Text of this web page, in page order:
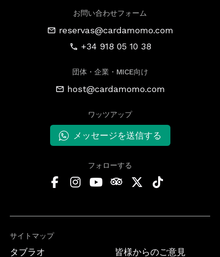
サイトマップ
タブラオ 皆様からのご意見
お問い合わせフォーム
reservas@cardamomo.com
+34 918 05 10 38
団体・企業・MICE向け
host@cardamomo.com
ワッツアップ
メッセージを送信する
フォローする